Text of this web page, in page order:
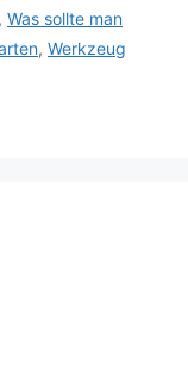
, Was sollte man
, Werkzeug